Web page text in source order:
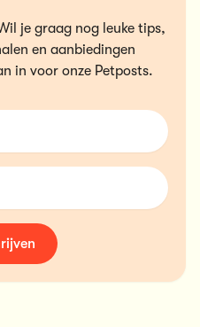
je graag nog leuke tips,
en aanbiedingen
in voor onze Petposts.